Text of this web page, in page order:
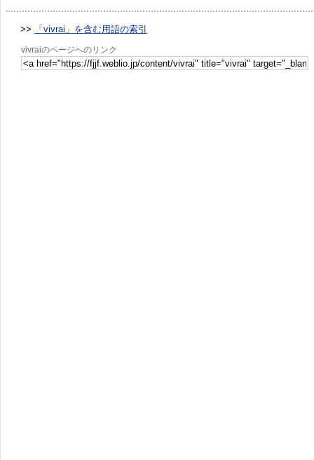
>> 「vivrai」を含む用語の索引
vivraiのページへのリンク